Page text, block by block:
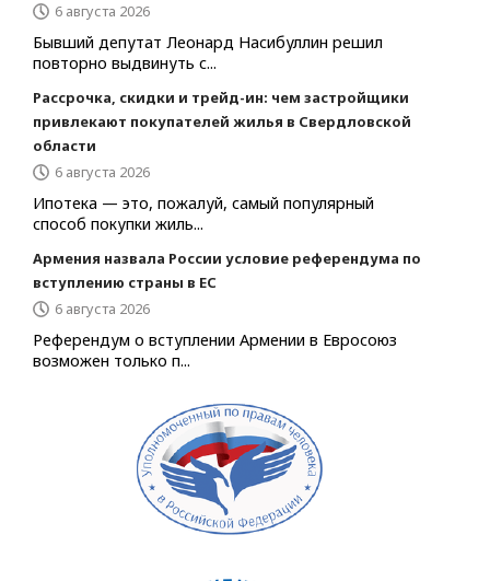
6 августа 2026
Бывший депутат Леонард Насибуллин решил
повторно выдвинуть с...
Рассрочка, скидки и трейд-ин: чем застройщики
привлекают покупателей жилья в Свердловской
области
6 августа 2026
Ипотека — это, пожалуй, самый популярный
способ покупки жиль...
Армения назвала России условие референдума по
вступлению страны в ЕС
6 августа 2026
Референдум о вступлении Армении в Евросоюз
возможен только п...